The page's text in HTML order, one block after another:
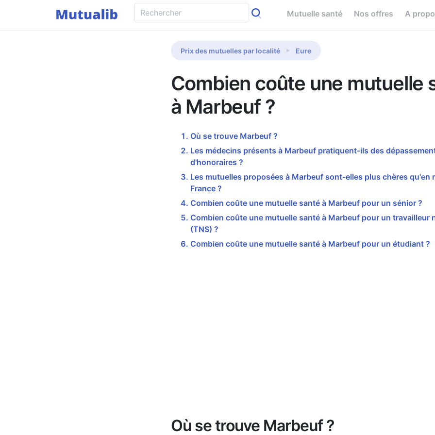
Mutuelle santé Nos offres A
Prix des mutuelles par localité Eure
Combien coûte une mutuelle
à Marbeuf ?
Où se trouve Marbeuf ?
Les médecins présents à Marbeuf pratiquent-ils des
d'honoraires ?
Les mutuelles proposées à Marbeuf sont-elles plus chères qu'en
France ?
Combien coûte une mutuelle santé à Marbeuf pour un sénior ?
Combien coûte une mutuelle santé à Marbeuf pour un travailleur
(TNS) ?
Combien coûte une mutuelle santé à Marbeuf pour un étudiant ?
Où se trouve Marbeuf ?